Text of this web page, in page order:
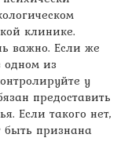
клинике.
важно. Если же
одном из
у
предоставить
Если такого нет,
признана